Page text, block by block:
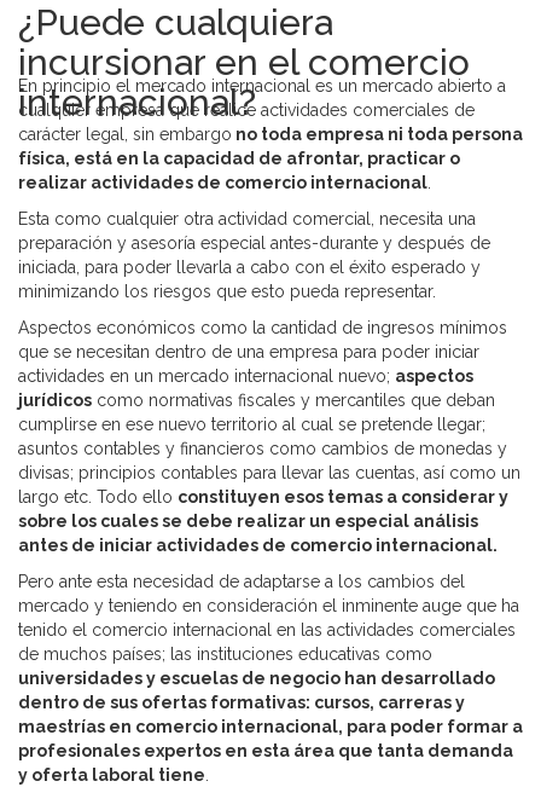
¿Puede cualquiera
incursionar en el comercio
internacional?
En principio el mercado internacional es un mercado abierto a
cualquier empresa que realice actividades comerciales de
carácter legal, sin embargo no toda empresa ni toda persona
física, está en la capacidad de afrontar, practicar o
realizar actividades de comercio internacional
Esta como cualquier otra actividad comercial, necesita una
preparación y asesoría especial antes-durante y después de
iniciada, para poder llevarla a cabo con el éxito esperado y
minimizando los riesgos que esto pueda representar.
Aspectos económicos como la cantidad de ingresos mínimos
que se necesitan dentro de una empresa para poder iniciar
actividades en un mercado internacional nuevo; aspectos
jurídicos como normativas fiscales y mercantiles que deban
cumplirse en ese nuevo territorio al cual se pretende llegar;
asuntos contables y financieros como cambios de monedas y
divisas; principios contables para llevar las cuentas, así como un
largo etc. Todo ello constituyen esos temas a considerar y
sobre los cuales se debe realizar un especial análisis
antes de iniciar actividades de comercio internacional.
Pero ante esta necesidad de adaptarse a los cambios del
mercado y teniendo en consideración el inminente auge que ha
tenido el comercio internacional en las actividades comerciales
de muchos países; las instituciones educativas como
universidades y escuelas de negocio han desarrollado
dentro de sus ofertas formativas: cursos, carreras y
maestrías en comercio internacional, para poder formar a
profesionales expertos en esta área que tanta demanda
y oferta laboral tiene